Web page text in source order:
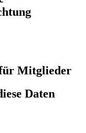
Mitglieder
Daten